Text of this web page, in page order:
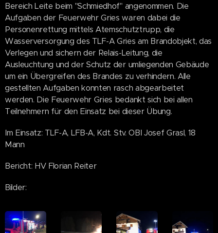
Bereich Leite beim "Schmiedhof" angenommen. Die
Aufgaben der Feuerwehr Gries waren dabei die
Personenrettung mittels Atemschutztrupp, die
Wasserversorgung des TLF-A Gries am Brandobjekt, das
Verlegen und sichern der Relais-Leitung, die
Ausleuchtung und der Schutz der umliegenden Gebäude
um ein Übergreifen des Brandes zu verhindern. Alle
gestellten Aufgaben konnten rasch abgearbeitet
werden. Die Feuerwehr Gries bedankt sich bei allen
Teilnehmern für den Einsatz bei dieser Übung.
Im Einsatz: TLF-A, LFB-A, Kdt. Stv. OBI Josef Grasl, 18
Mann
Bericht: HV Florian Reiter
Bilder: